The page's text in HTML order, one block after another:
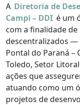
A Diretoria de
Campi – DDI é um
com a finalidade
descentralizados —
Pontal do Paraná –
Toledo, Setor
ações que
atuando como um
projetos de